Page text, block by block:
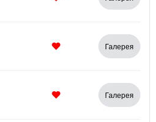
Галерея
Галерея